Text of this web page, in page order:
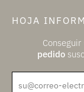
HOJA
Conseguir
pedido
su@correo-